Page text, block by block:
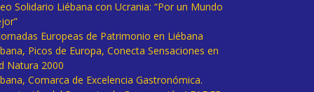
Solidario Liébana con Ucrania: “Por un Mundo
Europeas de Patrimonio en Liébana
Picos de Europa, Conecta Sensaciones en
Natura 2000
Comarca de Excelencia Gastronómica.